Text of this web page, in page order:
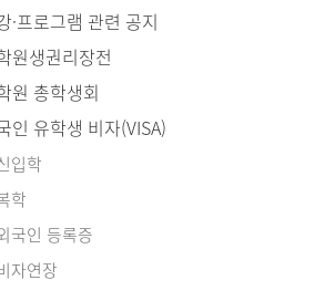
·프로그램 관련 공지
원생권리장전
원 총학생회
인 유학생 비자(VISA)
입학
학
국인 등록증
자연장